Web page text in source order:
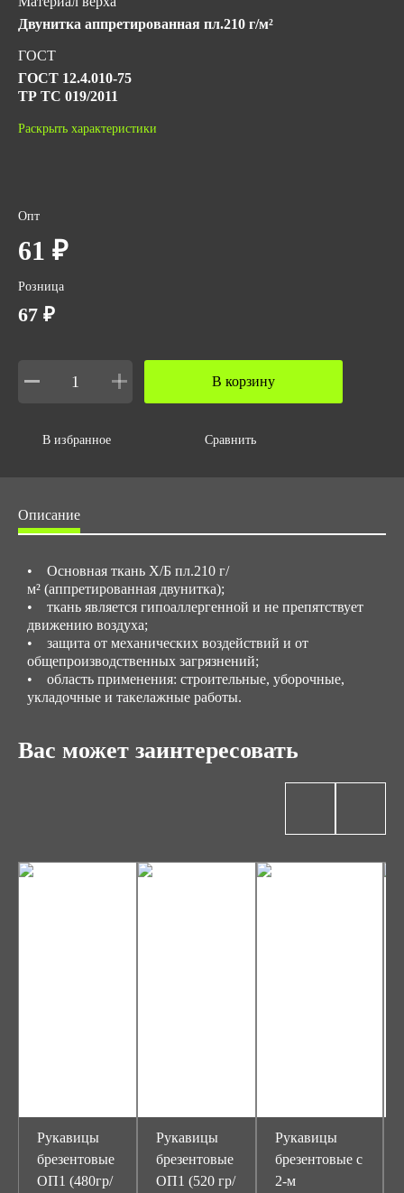
Двунитка аппретированная пл.210 г/м²
ГОСТ
ГОСТ 12.4.010-75
ТР ТС 019/2011
Количество в упаковке
Объем упаковки,м3
0.12
Раскрыть характеристики
Опт
61 ₽
Розница
67 ₽
В корзину
В избранное Сравнить
Описание
• Основная ткань Х/Б пл.210 г/
м² (аппретированная двунитка);
• ткань является гипоаллергенной и не препятствует
движению воздуха;
• защита от механических воздействий и от
общепроизводственных загрязнений;
• область применения: строительные, уборочные,
укладочные и такелажные работы.
Вас может заинтересовать
Рукавицы
брезентовые
ОП1 (480гр/
Рукавицы
брезентовые
ОП1 (520 гр/
Рукавицы
брезентовые с
2-м